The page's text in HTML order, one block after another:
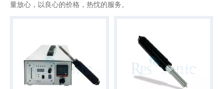
量放心，以良心的价格，热忱的服务。